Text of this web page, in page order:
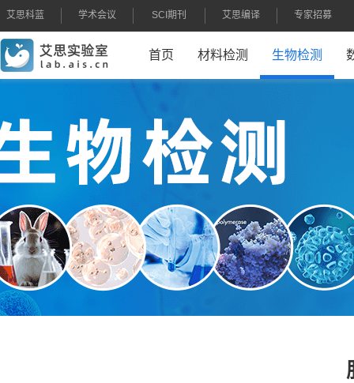
艾思科蓝 学术会议 SCI期刊 艾思编译 专家招募
首页 材料检测 生物检测